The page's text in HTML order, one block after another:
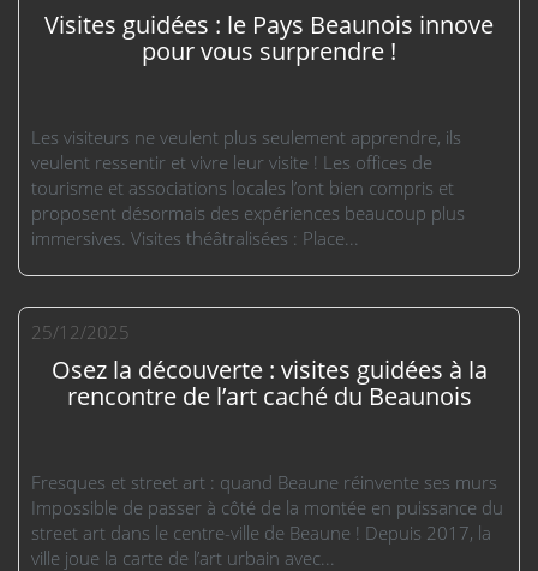
Visites guidées : le Pays Beaunois innove
pour vous surprendre !
Les visiteurs ne veulent plus seulement apprendre, ils
veulent ressentir et vivre leur visite ! Les offices de
tourisme et associations locales l’ont bien compris et
proposent désormais des expériences beaucoup plus
immersives. Visites théâtralisées : Place...
25/12/2025
Osez la découverte : visites guidées à la
rencontre de l’art caché du Beaunois
Fresques et street art : quand Beaune réinvente ses murs
Impossible de passer à côté de la montée en puissance du
street art dans le centre-ville de Beaune ! Depuis 2017, la
ville joue la carte de l’art urbain avec...